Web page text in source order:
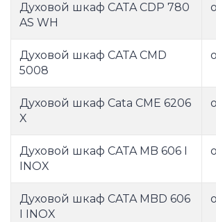
Духовой шкаф CATA CDP 780
AS WH
Духовой шкаф CATA CMD
5008
Духовой шкаф Cata CME 6206
X
Духовой шкаф CATA MB 606 I
INOX
Духовой шкаф CATA MBD 606
I INOX